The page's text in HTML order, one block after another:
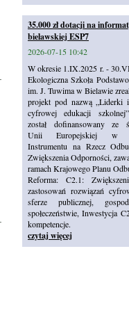
35.000 zł dotacji na
bielawskiej ESP7
2026-07-15 10:42
W okresie 1.IX.2025 r. -
Ekologiczna Szkoła
im. J. Tuwima w Bielawie
projekt pod nazwą „Liderki
cyfrowej edukacji
został dofinansowany ze
Unii Europejskiej w
Instrumentu na Rzecz
Zwiększenia Odporności,
ramach Krajowego Planu
Reforma: C2.1:
zastosowań rozwiązań
sferze publicznej,
społeczeństwie, Inwestycja
kompetencje.
czytaj więcej